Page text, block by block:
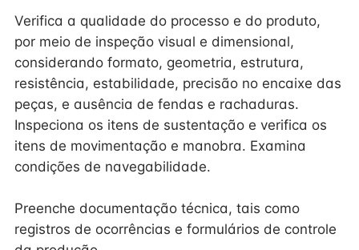
Verifica a qualidade do processo e do produto,
por meio de inspeção visual e dimensional,
considerando formato, geometria, estrutura,
resistência, estabilidade, precisão no encaixe das
peças, e ausência de fendas e rachaduras.
Inspeciona os itens de sustentação e verifica os
itens de movimentação e manobra. Examina
condições de navegabilidade.
Preenche documentação técnica, tais como
registros de ocorrências e formulários de controle